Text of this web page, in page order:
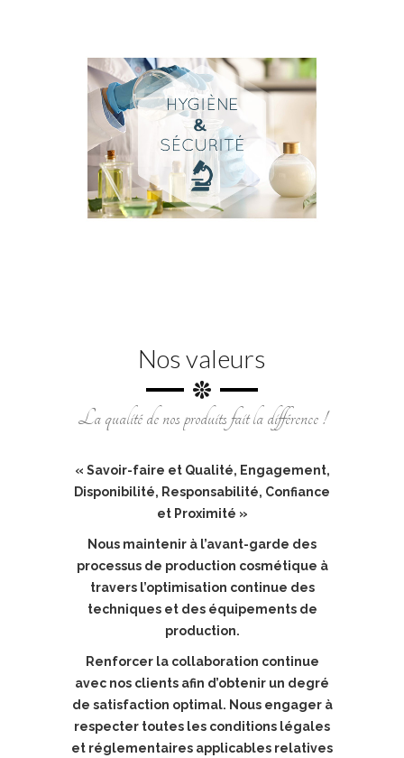
Nos valeurs
La qualité de nos produits fait la différence !
« Savoir-faire et Qualité, Engagement,
Disponibilité, Responsabilité, Confiance
et Proximité »
Nous maintenir à l’avant-garde des
processus de production cosmétique à
travers l’optimisation continue des
techniques et des équipements de
production.
Renforcer la collaboration continue
avec nos clients afin d’obtenir un degré
de satisfaction optimal. Nous engager à
respecter toutes les conditions légales
et réglementaires applicables relatives